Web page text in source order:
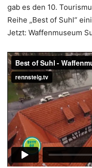
gab es den 10.
Reihe „Best of Suhl“
Jetzt: Waffenmuseum